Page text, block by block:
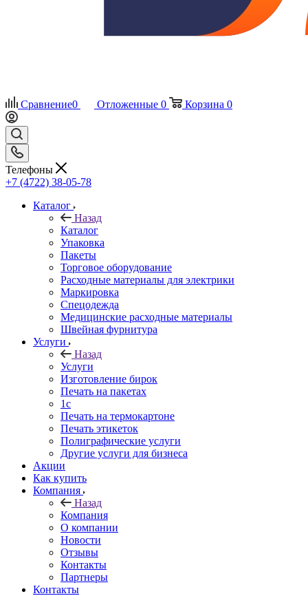
Сравнение0 Отложенные 0 Корзина 0
Телефоны
+7 (4722) 38-05-78
Каталог
Назад
Каталог
Упаковка
Пакеты
Торговое оборудование
Расходные материалы для электрики
Маркировка
Спецодежда
Медицинские расходные материалы
Швейная фурнитура
Услуги
Назад
Услуги
Изготовление бирок
Печать на пакетах
1c
Печать на термокартоне
Печать этикеток
Полиграфические услуги
Другие услуги для бизнеса
Акции
Как купить
Компания
Назад
Компания
О компании
Новости
Отзывы
Контакты
Партнеры
Контакты